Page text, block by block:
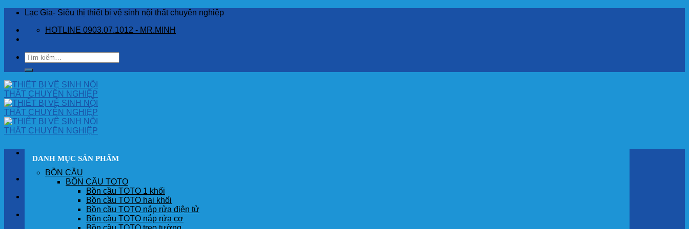
Skip
content
Lạc Gia- Siêu thị thiết bị vệ sinh nội thất chuyên nghiệp
HOTLINE 0903.07.1012 - MR.MINH
Tìm
kiếm:
TRANG CHỦ
DANH MỤC SẢN PHẨM
BỒN CẦU
BỒN CẦU TOTO
Bồn cầu TOTO 1 khối
Bồn cầu TOTO hai khối
Bồn cầu TOTO nắp rửa điện tử
Bồn cầu TOTO nắp rửa cơ